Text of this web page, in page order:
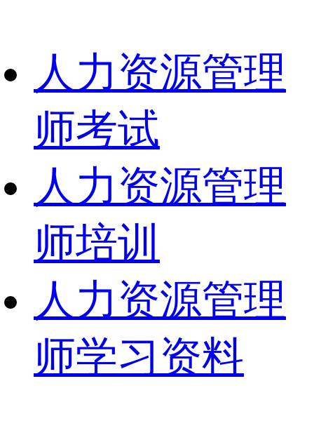
人力资源管理
师考试
人力资源管理
师培训
人力资源管理
师学习资料